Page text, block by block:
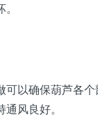
以确保葫芦各
风良好。